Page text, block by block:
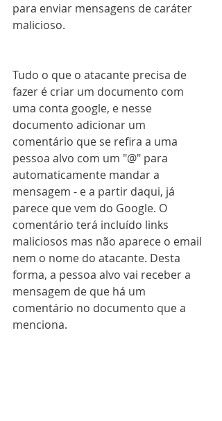
para enviar mensagens de caráter
malicioso.
Tudo o que o atacante precisa de
fazer é criar um documento com
uma conta google, e nesse
documento adicionar um
comentário que se refira a uma
pessoa alvo com um "@" para
automaticamente mandar a
mensagem - e a partir daqui, já
parece que vem do Google. O
comentário terá incluído links
maliciosos mas não aparece o email
nem o nome do atacante. Desta
forma, a pessoa alvo vai receber a
mensagem de que há um
comentário no documento que a
menciona.